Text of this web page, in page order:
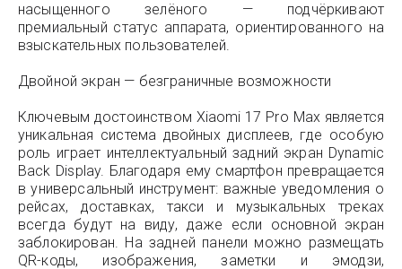
насыщенного зелёного — подчёркивают
премиальный статус аппарата, ориентированного на
взыскательных пользователей.
Двойной экран — безграничные возможности
Ключевым достоинством Xiaomi 17 Pro Max является
уникальная система двойных дисплеев, где особую
роль играет интеллектуальный задний экран Dynamic
Back Display. Благодаря ему смартфон превращается
в универсальный инструмент: важные уведомления о
рейсах, доставках, такси и музыкальных треках
всегда будут на виду, даже если основной экран
заблокирован. На задней панели можно размещать
QR-коды, изображения, заметки и эмодзи,